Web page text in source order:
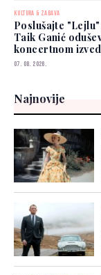
KULTURA & ZABAVA
Poslušajte
Taik Ganić
koncertnom
07. 08. 2026.
Najnovije